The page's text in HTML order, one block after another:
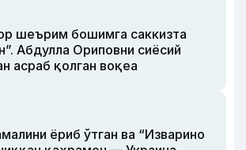
шеърим бошимга саккизта
Абдулла Ориповни сиёсий
асраб қолган воқеа
ёриб ўтган ва “Изварино